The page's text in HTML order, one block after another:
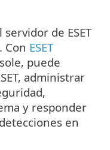
de ESET
Con ESET
puede
administrar
y responder
en